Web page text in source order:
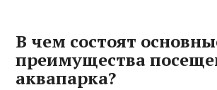
В чем состоят
преимущества
аквапарка?